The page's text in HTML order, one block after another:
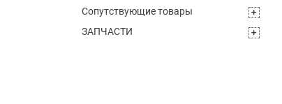
Сопутствующие товары
ЗАПЧАСТИ